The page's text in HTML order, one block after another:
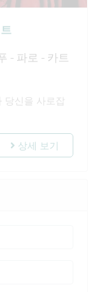
- 파로 - 카트
당신을 사로잡
상세 보기